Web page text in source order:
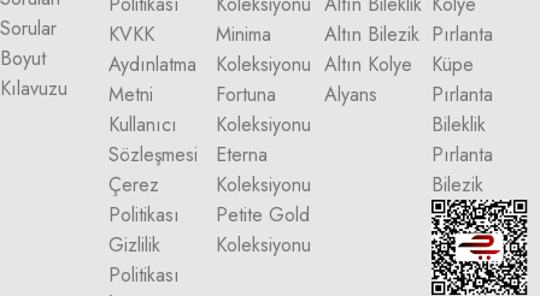
Sorular
Boyut
Kılavuzu
KVKK
Aydınlatma
Metni
Kullanıcı
Sözleşmesi
Çerez
Politikası
Gizlilik
Politikası
Minima
Koleksiyonu
Fortuna
Koleksiyonu
Eterna
Koleksiyonu
Petite Gold
Koleksiyonu
Altın Bilezik
Altın Kolye
Alyans
Pırlanta
Küpe
Pırlanta
Bileklik
Pırlanta
Bilezik